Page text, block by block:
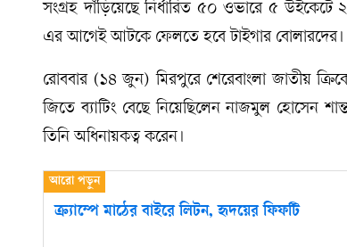
সংগ্রহ দাঁড়িয়েছে নির্ধারিত ৫০ ওভারে ৫ উইকেটে
এর আগেই আটকে ফেলতে হবে টাইগার বোলারদের।
রোববার (১৪ জুন) মিরপুরে শেরেবাংলা জাতীয়
জিতে ব্যাটিং বেছে নিয়েছিলেন নাজমুল হোসেন
তিনি অধিনায়কত্ব করেন।
ক্র্যাম্পে মাঠের বাইরে লিটন, হৃদয়ের ফিফটি